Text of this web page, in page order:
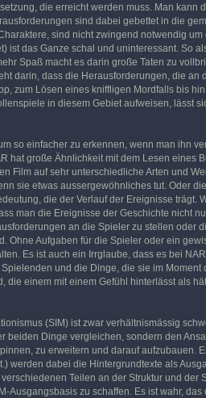
die erreicht werden muss. Man
sind dabei gebettet in die
sind nicht zwingend notwendig
ist das Ganze schal und uninteressant. So
Spaß macht es darin große Taten zu
darin, dass die Herausforderungen, die an
zum Lösen eines kniffligen Mordfalls bis
in diesem Gebiet aufweisen, lässt
so einfacher zu erkennen, wenn man ihn
hat große Ähnlichkeit mit dem Lesen eines
Film auf sehr unterschiedliche Arten und
sie etwas aussergewöhnliches tut. Oder
die der Verlauf der Ereignisse trägt.
man die Ereignisse der Geschichte nicht
an die Spieler zu stellen oder
Ohne Aufgaben für die Spieler oder ein
Es ist auch ein Irrglaube, dass es bei
und die Dinge, die sie im
einem mit einem Gefühl hinterlässt als
(SIM) ist zwar verhältnismässig
beiden Dinge vergleichen, sondern den
zu erweitern und darauf aufzubauen.
werden dabei die Hintergrundtexte als
Teilen an der Struktur und der
zu schaffen. Es ist wahr,